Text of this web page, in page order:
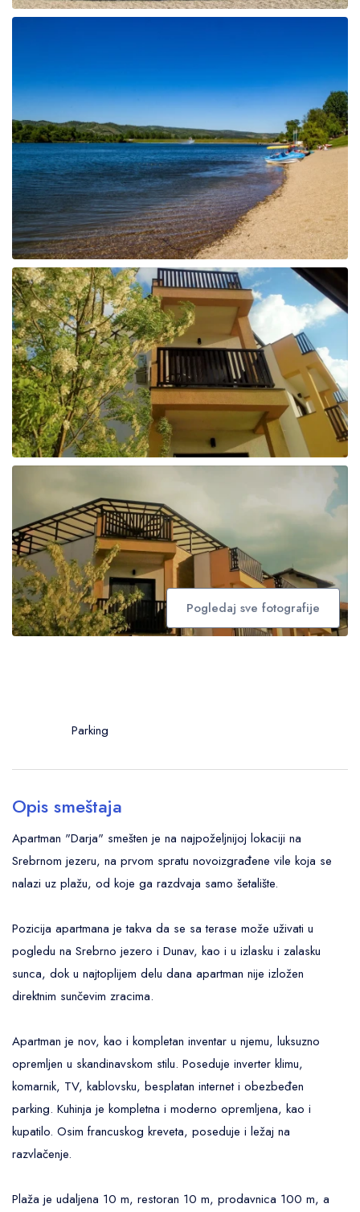
Pogledaj sve fotografije
Parking
Opis smeštaja
Apartman "Darja" smešten je na najpoželjnijoj lokaciji na
Srebrnom jezeru, na prvom spratu novoizgrađene vile koja se
nalazi uz plažu, od koje ga razdvaja samo šetalište.
Pozicija apartmana je takva da se sa terase može uživati u
pogledu na Srebrno jezero i Dunav, kao i u izlasku i zalasku
sunca, dok u najtoplijem delu dana apartman nije izložen
direktnim sunčevim zracima.
Apartman je nov, kao i kompletan inventar u njemu, luksuzno
opremljen u skandinavskom stilu. Poseduje inverter klimu,
komarnik, TV, kablovsku, besplatan internet i obezbeđen
parking. Kuhinja je kompletna i moderno opremljena, kao i
kupatilo. Osim francuskog kreveta, poseduje i ležaj na
razvlačenje.
Plaža je udaljena 10 m, restoran 10 m, prodavnica 100 m, a